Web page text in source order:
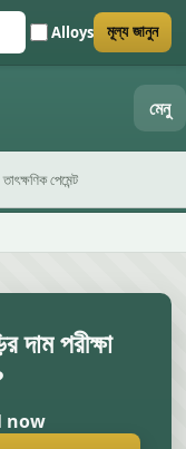
Alloys মূল্য জানুন
মেনু
পেমেন্ট
দাম পরীক্ষা
now